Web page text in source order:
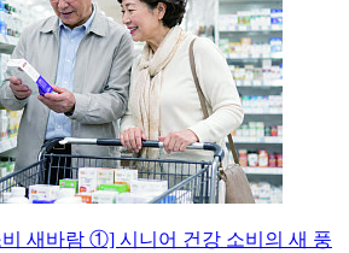
새바람 ①] 시니어 건강 소비의 새 풍